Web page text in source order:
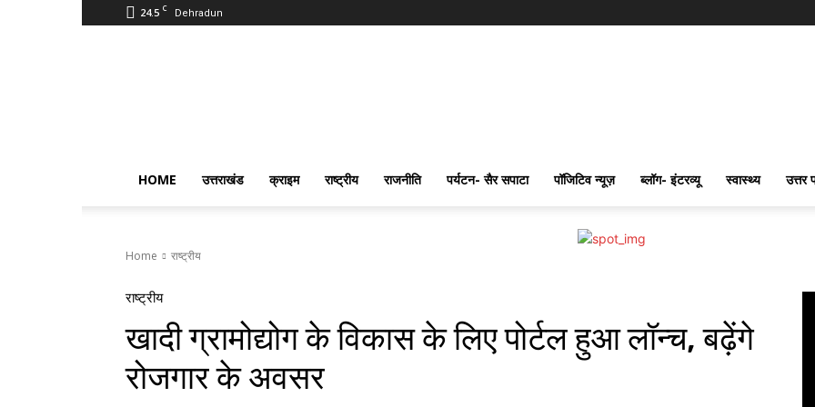
24.5 C Dehradun
HOME उत्तराखंड क्राइम राष्ट्रीय राजनीति पर्यटन- सैर सपाटा पॉजिटिव न्यूज़ ब्लॉग- इंटरव्यू स्वास्थ्य उत्तर
Home राष्ट्रीय
राष्ट्रीय
खादी ग्रामोद्योग के विकास के लिए पोर्टल हुआ लॉन्च, बढ़ेंगे
रोजगार के अवसर